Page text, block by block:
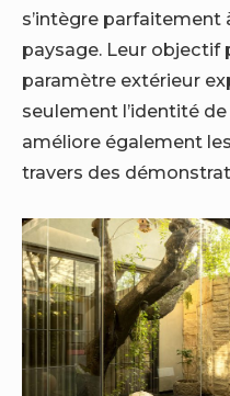
s’intègre parfaitement
paysage. Leur objectif
paramètre extérieur
seulement l’identité
améliore également
travers des